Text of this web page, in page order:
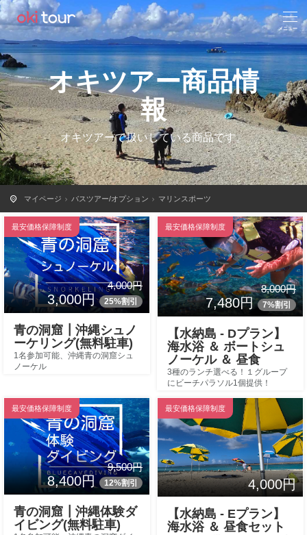
オキツアー商品情
報
オキツアーで扱いしている商品です。
マイページ バスツアー/オプション マリンスポーツ
最安価格保障制度
4,000円
3,000円 25%割引
青の洞窟┃沖縄シュノ
ーケリング(無料駐車)
1名参加可能、沖縄青の洞窟シュ
ノーケル
最安価格保障制度
8,000円
7,480円 7%割引
【水納島 - Dプラン】
海水浴 ＆ ボートシュ
ノーケル ＆ 昼食
3種のランチ選べる！１グループ
にビーチパラソル1個提供！
最安価格保障制度
9,500円
8,400円 12%割引
青の洞窟┃沖縄体験ダ
イビング(無料駐車)
最安価格保障制度
4,000円
【水納島 - Eプラン】
海水浴 ＆ 昼食セット